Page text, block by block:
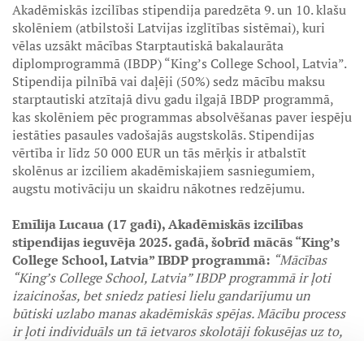
Akadēmiskās izcilības stipendija paredzēta 9. un 10. klašu
skolēniem (atbilstoši Latvijas izglītības sistēmai), kuri
vēlas uzsākt mācības Starptautiskā bakalaurāta
diplomprogrammā (IBDP) “King’s College School, Latvia”.
Stipendija pilnībā vai daļēji (50%) sedz mācību maksu
starptautiski atzītajā divu gadu ilgajā IBDP programmā,
kas skolēniem pēc programmas absolvēšanas paver iespēju
iestāties pasaules vadošajās augstskolās. Stipendijas
vērtība ir līdz 50 000 EUR un tās mērķis ir atbalstīt
skolēnus ar izciliem akadēmiskajiem sasniegumiem,
augstu motivāciju un skaidru nākotnes redzējumu.
Emīlija Lucaua (17 gadi), Akadēmiskās izcilības
stipendijas ieguvēja 2025. gadā, šobrīd mācās “King’s
College School, Latvia” IBDP programmā: “Mācības
“King’s College School, Latvia” IBDP programmā ir ļoti
izaicinošas, bet sniedz patiesi lielu gandarījumu un
būtiski uzlabo manas akadēmiskās spējas. Mācību process
ir ļoti individuāls un tā ietvaros skolotāji fokusējas uz to,